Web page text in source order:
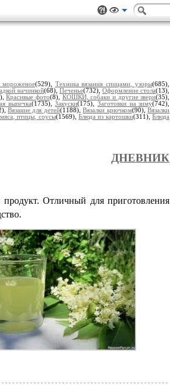
мороженое(529), Техника вязания спицами, узоры(685),
начинкой(68), Печенье(732), Оформление стола(13),
Красивые фото(8), КОШКИ, собаки и другие звери(35),
выпечка(1735),Закуски(175), Заготовки на зиму(742),
Вязание для детей(1188),Вязалки крючком(90),Вязалки
птицы, соусы(1569),Блюда из картошки(311),Блюда
ДНЕВНИК
Отличный для приготовления